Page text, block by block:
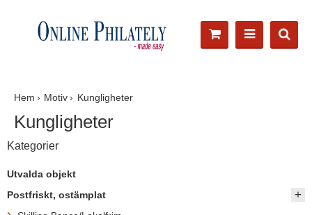
Hem Motiv Kungligheter
Kungligheter
Kategorier
Utvalda objekt
Postfriskt, ostämplat